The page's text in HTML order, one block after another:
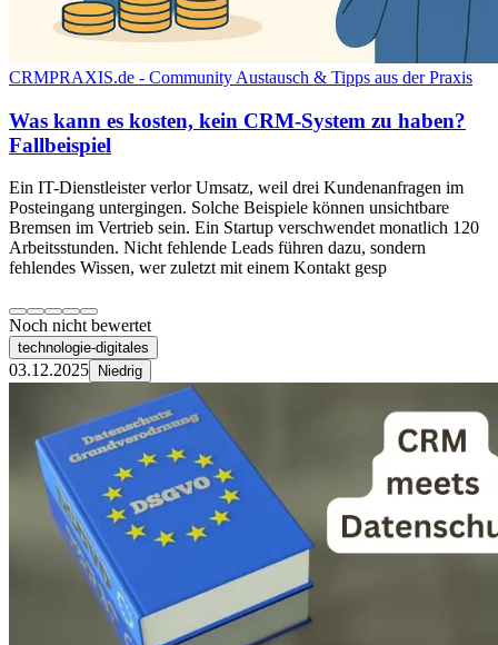
CRMPRAXIS.de - Community Austausch & Tipps aus der Praxis
Was kann es kosten, kein CRM-System zu haben?
Fallbeispiel
Ein IT-Dienstleister verlor Umsatz, weil drei Kundenanfragen im
Posteingang untergingen. Solche Beispiele können unsichtbare
Bremsen im Vertrieb sein. Ein Startup verschwendet monatlich 120
Arbeitsstunden. Nicht fehlende Leads führen dazu, sondern
fehlendes Wissen, wer zuletzt mit einem Kontakt gesp
Noch nicht bewertet
technologie-digitales
03.12.2025 Niedrig